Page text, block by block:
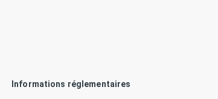
Informations réglementaires